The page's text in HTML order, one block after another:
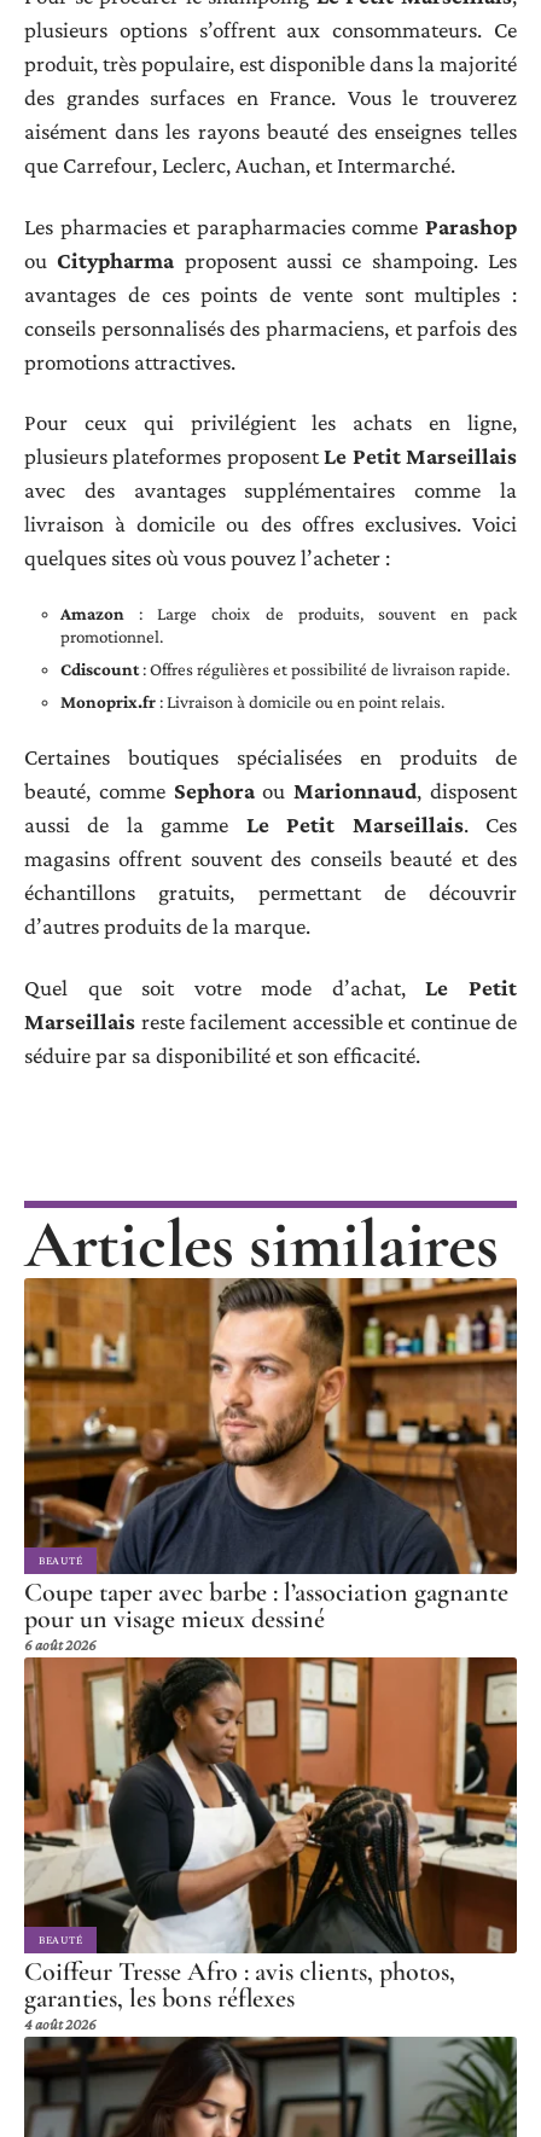
plusieurs options s’offrent aux consommateurs. Ce
produit, très populaire, est disponible dans la majorité
des grandes surfaces en France. Vous le trouverez
aisément dans les rayons beauté des enseignes telles
que Carrefour, Leclerc, Auchan, et Intermarché.
Les pharmacies et parapharmacies comme Parashop
ouCitypharma proposent aussi ce shampoing. Les
avantages de ces points de vente sont multiples :
conseils personnalisés des pharmaciens, et parfois des
promotions attractives.
Pour ceux qui privilégient les achats en ligne,
plusieurs plateformes proposentLe Petit Marseillais
avec des avantages supplémentaires comme la
livraison à domicile ou des offres exclusives. Voici
quelques sites où vous pouvez l’acheter :
Amazon : Large choix de produits, souvent en pack
promotionnel.
Cdiscount: Offres régulières et possibilité de livraison rapide.
Monoprix.fr: Livraison à domicile ou en point relais.
Certaines boutiques spécialisées en produits de
beauté, comme SephoraouMarionnaud, disposent
aussi de la gamme Le Petit Marseillais. Ces
magasins offrent souvent des conseils beauté et des
échantillons gratuits, permettant de découvrir
d’autres produits de la marque.
Quel que soit votre mode d’achat,Le Petit
Marseillais reste facilement accessible et continue de
séduire par sa disponibilité et son efficacité.
Articles similaires
BEAUTÉ
Coupe taper avec barbe : l’association gagnante
pour un visage mieux dessiné
6 août 2026
BEAUTÉ
Coiffeur Tresse Afro : avis clients, photos,
garanties, les bons réflexes
4 août 2026